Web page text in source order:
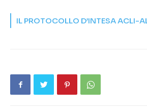
IL PROTOCOLLO D’INTESA ACLI-